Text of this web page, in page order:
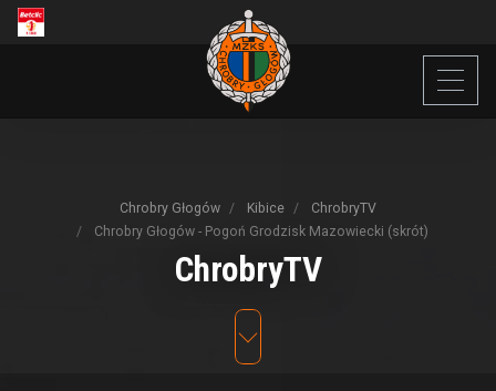
Chrobry Głogów Kibice
ChrobryTV
Chrobry Głogów - Pogoń Grodzisk Mazowiecki (skrót)
ChrobryTV